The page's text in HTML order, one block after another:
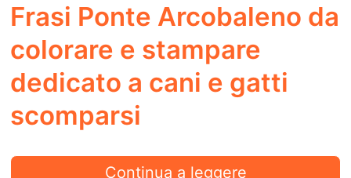
Frasi Ponte Arcobaleno da
colorare e stampare
dedicato a cani e gatti
scomparsi
Frasi
Continua a leggere